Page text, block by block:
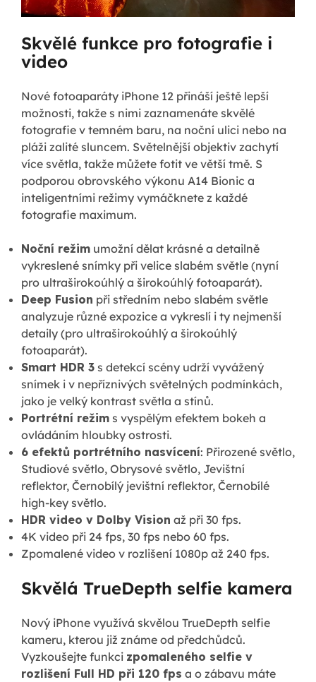
Skvělé funkce pro fotografie i
video
Nové fotoaparáty iPhone 12 přináší ještě lepší
možnosti, takže s nimi zaznamenáte skvělé
fotografie v temném baru, na noční ulici nebo na
pláži zalité sluncem. Světelnější objektiv zachytí
více světla, takže můžete fotit ve větší tmě. S
podporou obrovského výkonu A14 Bionic a
inteligentními režimy vymáčknete z každé
fotografie maximum.
Noční režim umožní dělat krásné a detailně
vykreslené snímky při velice slabém světle (nyní
pro ultraširokoúhlý a širokoúhlý fotoaparát).
Deep Fusion při středním nebo slabém světle
analyzuje různé expozice a vykreslí i ty nejmenší
detaily (pro ultraširokoúhlý a širokoúhlý
fotoaparát).
Smart HDR 3 s detekcí scény udrží vyvážený
snímek i v nepříznivých světelných podmínkách,
jako je velký kontrast světla a stínů.
Portrétní režim s vyspělým efektem bokeh a
ovládáním hloubky ostrosti.
6 efektů portrétního nasvícení: Přirozené světlo,
Studiové světlo, Obrysové světlo, Jevištní
reflektor, Černobílý jevištní reflektor, Černobílé
high-key světlo.
HDR video v Dolby Vision až při 30 fps.
4K video při 24 fps, 30 fps nebo 60 fps.
Zpomalené video v rozlišení 1080p až 240 fps.
Skvělá TrueDepth selfie kamera
Nový iPhone využívá skvělou TrueDepth selfie
kameru, kterou již známe od předchůdců.
Vyzkoušejte funkci zpomaleného selfie v
rozlišení Full HD při 120 fps a o zábavu máte